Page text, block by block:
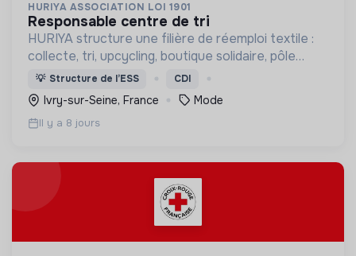
HURIYA ASSOCIATION LOI 1901
responsable centre de tri
HURIYA structure une filière de réemploi textile :
collecte, tri, upcycling, boutique solidaire, pôle
créateurs de mode responsable, atelier de
couture. Notre pari : rendre le solidaire désirable.
💡 Structure de l’ESS CDI
Ivry-sur-Seine, France Mode
Il y a 8 jours